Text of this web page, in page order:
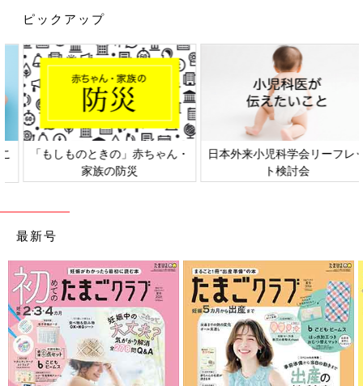
ピックアップ
日本外来小児科学会リーフレッ
ト検討会
六星占術 細木かおりさんの人生
相談
最新号